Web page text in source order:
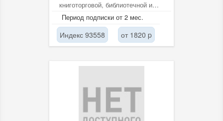
книготорговой, библиотечной и
библиографической деятельности
в...
Период подписки от 2 мес.
Индекс 93558 от 1820 p